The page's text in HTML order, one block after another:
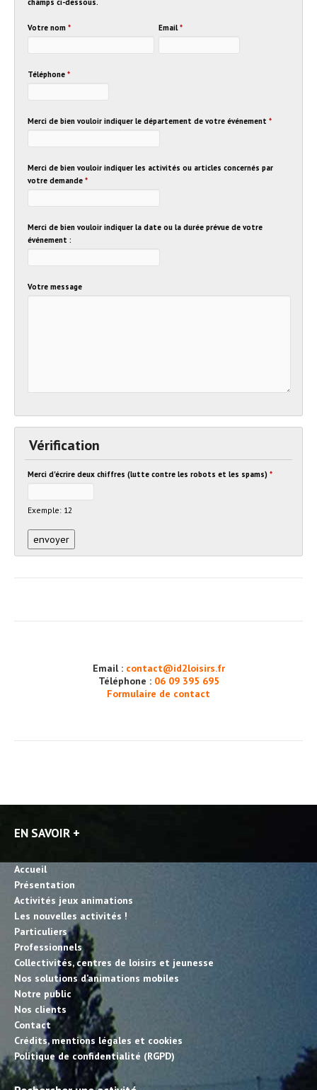
champs ci-dessous.
Votre nom * Email*
Téléphone *
Merci de bien vouloir indiquer le département de votre événement *
Merci de bien vouloir indiquer les activités ou articles concernés par
votre demande *
Merci de bien vouloir indiquer la date ou la durée prévue de votre
événement :
Votre message
Vérification
Merci d'écrire deux chiffres (lutte contre les robots et les spams) *
Exemple: 12
Email : contact@id2loisirs.fr
Téléphone : 06 09 395 695
Formulaire de contact
EN SAVOIR +
Accueil
Présentation
Activités jeux animations
Les nouvelles activités !
Particuliers
Professionnels
Collectivités, centres de loisirs et jeunesse
Nos solutions d’animations mobiles
Notre public
Nos clients
Contact
Crédits, mentions légales et cookies
Politique de confidentialité (RGPD)